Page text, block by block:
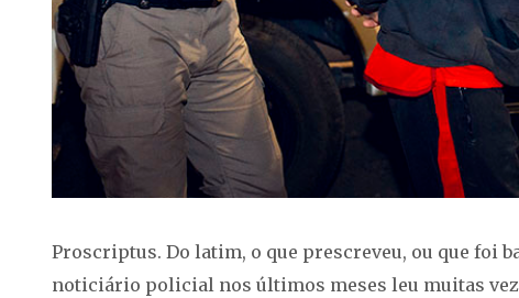
Proscriptus. Do latim, o que prescreveu, ou que foi
noticiário policial nos últimos meses leu muitas